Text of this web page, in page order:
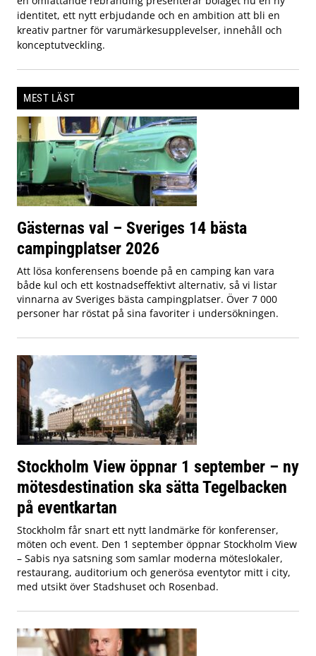
identitet, ett nytt erbjudande och en ambition att bli en
kreativ partner för varumärkesupplevelser, innehåll och
konceptutveckling.
MEST LÄST
Gästernas val – Sveriges 14 bästa
campingplatser 2026
Att lösa konferensens boende på en camping kan vara
både kul och ett kostnadseffektivt alternativ, så vi listar
vinnarna av Sveriges bästa campingplatser. Över 7 000
personer har röstat på sina favoriter i undersökningen.
Stockholm View öppnar 1 september – ny
mötesdestination ska sätta Tegelbacken
på eventkartan
Stockholm får snart ett nytt landmärke för konferenser,
möten och event. Den 1 september öppnar Stockholm View
– Sabis nya satsning som samlar moderna möteslokaler,
restaurang, auditorium och generösa eventytor mitt i city,
med utsikt över Stadshuset och Rosenbad.